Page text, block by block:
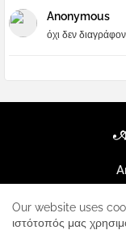
Anonymous
όχι δεν
Our website uses
ιστότοπός μας